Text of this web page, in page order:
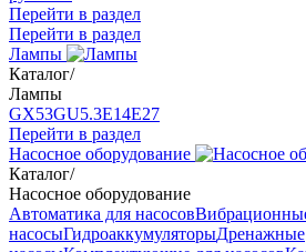
Перейти в раздел
Перейти в раздел
Лампы
Каталог/
Лампы
GX53GU5.3Е14Е27
Перейти в раздел
Насосное оборудование
Каталог/
Насосное оборудование
Автоматика для насосов
насосыГидроаккумуляторыДренажные